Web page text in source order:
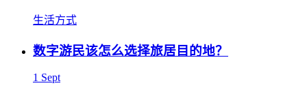
生活方式
数字游民该怎么选择旅居目的地？
1 Sept